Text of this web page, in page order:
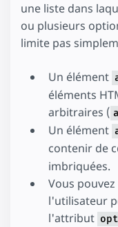
une liste dans
ou plusieurs
limite pas
Un élément
éléments
arbitraires (
Un élément
contenir de
imbriquées.
Vous
l'utilisateur
l'attribut